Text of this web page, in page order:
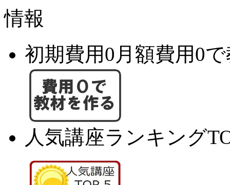
初期費用0月額費用0
人気講座ランキング